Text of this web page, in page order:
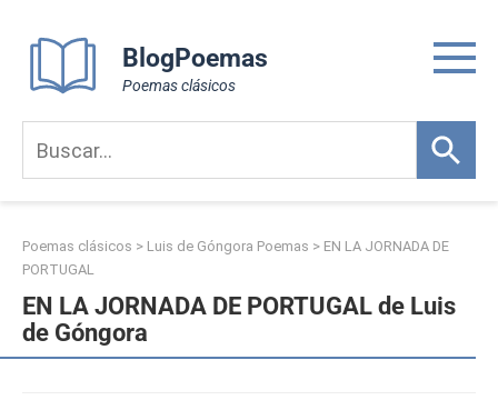
content
BlogPoemas
Poemas clásicos
Poemas clásicos > Luis de Góngora Poemas > EN LA JORNADA DE
PORTUGAL
EN LA JORNADA DE PORTUGAL de Luis
de Góngora